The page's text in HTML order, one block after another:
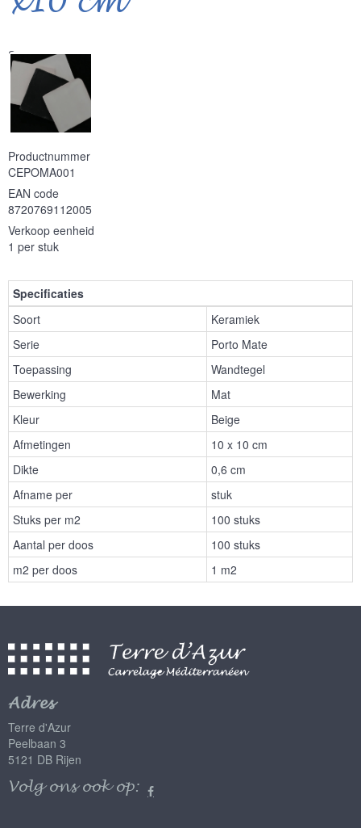
Serie
Productnummer
CEPOMA001
EAN code
8720769112005
Verkoop eenheid
1 per stuk
Specificaties
Soort
Keramiek
Serie
Porto Mate
Toepassing
Wandtegel
Bewerking
Mat
Kleur
Beige
Afmetingen
10 x 10 cm
Dikte
0,6 cm
Afname per
stuk
Stuks per m2
100 stuks
Aantal per doos
100 stuks
m2 per doos
1 m2
Adres
Terre d'Azur
Peelbaan 3
5121 DB Rijen
Volg ons ook op: